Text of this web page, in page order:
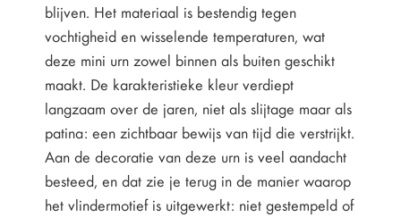
blijven. Het materiaal is bestendig tegen
vochtigheid en wisselende temperaturen, wat
deze mini urn zowel binnen als buiten geschikt
maakt. De karakteristieke kleur verdiept
langzaam over de jaren, niet als slijtage maar als
patina: een zichtbaar bewijs van tijd die verstrijkt.
Aan de decoratie van deze urn is veel aandacht
besteed, en dat zie je terug in de manier waarop
het vlindermotief is uitgewerkt: niet gestempeld of